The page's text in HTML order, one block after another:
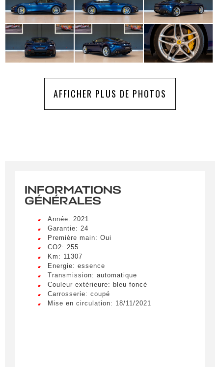
AFFICHER PLUS DE PHOTOS
INFORMATIONS
GÉNÉRALES
Année: 2021
Garantie: 24
Première main: Oui
CO2: 255
Km: 11307
Energie: essence
Transmission: automatique
Couleur extérieure: bleu foncé
Carrosserie: coupé
Mise en circulation: 18/11/2021